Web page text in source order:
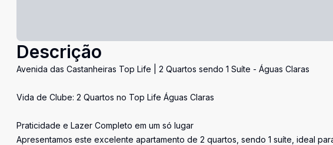
Descrição
Avenida das Castanheiras Top Life | 2 Quartos sendo 1 Suíte - Águas Claras
Vida de Clube: 2 Quartos no Top Life Águas Claras
Praticidade e Lazer Completo em um só lugar
Apresentamos este excelente apartamento de 2 quartos, sendo 1 suíte, ideal